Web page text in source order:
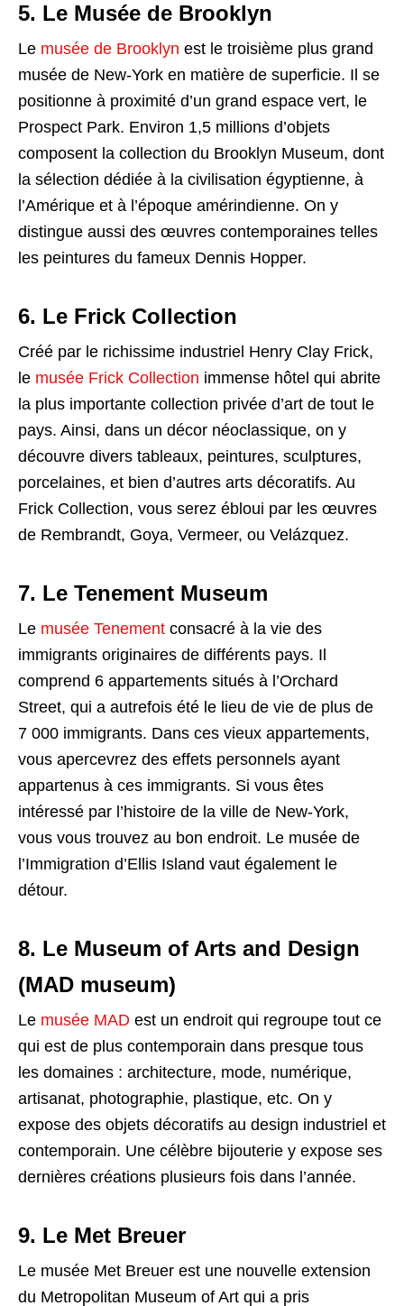
5. Le Musée de Brooklyn
Le musée de Brooklyn est le troisième plus grand
musée de New-York en matière de superficie. Il se
positionne à proximité d’un grand espace vert, le
Prospect Park. Environ 1,5 millions d’objets
composent la collection du Brooklyn Museum, dont
la sélection dédiée à la civilisation égyptienne, à
l’Amérique et à l’époque amérindienne. On y
distingue aussi des œuvres contemporaines telles
les peintures du fameux Dennis Hopper.
6. Le Frick Collection
Créé par le richissime industriel Henry Clay Frick,
le musée Frick Collection immense hôtel qui abrite
la plus importante collection privée d’art de tout le
pays. Ainsi, dans un décor néoclassique, on y
découvre divers tableaux, peintures, sculptures,
porcelaines, et bien d’autres arts décoratifs. Au
Frick Collection, vous serez ébloui par les œuvres
de Rembrandt, Goya, Vermeer, ou Velázquez.
7. Le Tenement Museum
Le musée Tenement consacré à la vie des
immigrants originaires de différents pays. Il
comprend 6 appartements situés à l’Orchard
Street, qui a autrefois été le lieu de vie de plus de
7 000 immigrants. Dans ces vieux appartements,
vous apercevrez des effets personnels ayant
appartenus à ces immigrants. Si vous êtes
intéressé par l’histoire de la ville de New-York,
vous vous trouvez au bon endroit. Le musée de
l’Immigration d’Ellis Island vaut également le
détour.
8. Le Museum of Arts and Design
(MAD museum)
Le musée MAD est un endroit qui regroupe tout ce
qui est de plus contemporain dans presque tous
les domaines : architecture, mode, numérique,
artisanat, photographie, plastique, etc. On y
expose des objets décoratifs au design industriel et
contemporain. Une célèbre bijouterie y expose ses
dernières créations plusieurs fois dans l’année.
9. Le Met Breuer
Le musée Met Breuer est une nouvelle extension
du Metropolitan Museum of Art qui a pris